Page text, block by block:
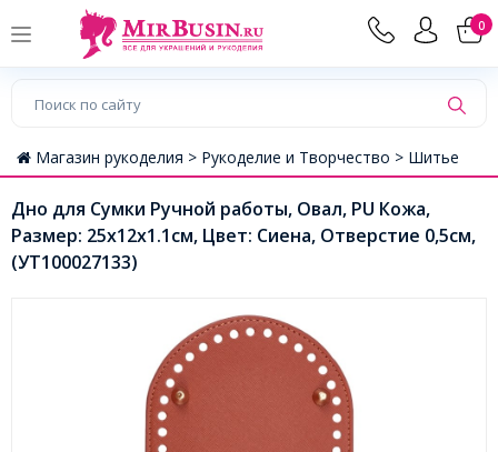
0
Магазин рукоделия > Рукоделие и Творчество > Шитье
Дно для Сумки Ручной работы, Овал, PU Кожа,
Размер: 25x12x1.1см, Цвет: Сиена, Отверстие 0,5см,
(УТ100027133)